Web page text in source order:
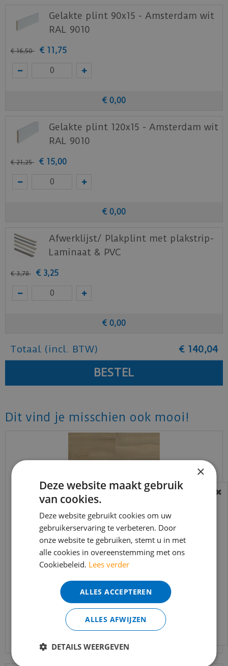
Gelakte plint 90x15 - Amsterdam wit
RAL 9010
€ 16,50 € 11,75
€ 0,00
Gelakte plint 120x15 - Amsterdam wit
RAL 9010
€ 21,25 € 15,00
€ 0,00
Afwerklijst/ Plakplint met plakstrip-
Laminaat & PVC
€ 3,78 € 3,25
€ 0,00
Totaal (incl. BTW) € 140,04
Dit vind je misschien ook mooi!
Ambiant - Avanto Beige (Plak PVC)
per m2
Bekijk product
BEREIKBAARHEID
In verband met de vakantie periode zijn wij
t/m 14 augustus telefonisch helaas niet
bereikbaar.
Bestelling worden uiteraard verwerkt
echter iets minder snel dan wat je van ons
gewend bent.
Voor vragen kan je ons bereiken via
info@merkvloerenwinkel.nl
×
Deze website maakt gebruik
van cookies.
Deze website gebruikt cookies om uw
gebruikerservaring te verbeteren. Door
onze website te gebruiken, stemt u in met
alle cookies in overeenstemming met ons
Cookiebeleid. Lees verder
ALLES ACCEPTEREN
ALLES AFWIJZEN
DETAILS WEERGEVEN